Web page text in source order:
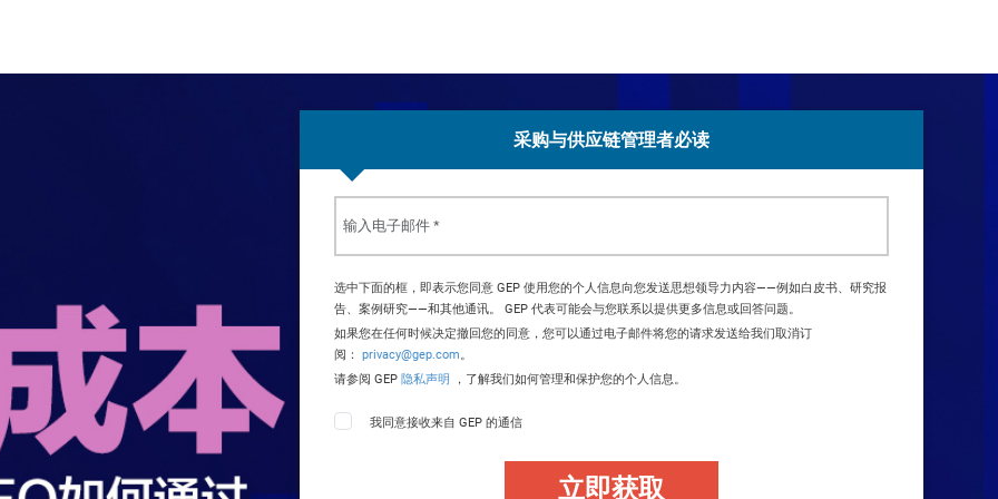
采购与供应链管理者必读
选中下面的框，即表示您同意 GEP 使用您的个人信息向您发送思想领导力内容——例如白皮书、研究报
告、案例研究——和其他通讯。 GEP 代表可能会与您联系以提供更多信息或回答问题。
如果您在任何时候决定撤回您的同意，您可以通过电子邮件将您的请求发送给我们取消订
阅： privacy@gep.com。
请参阅 GEP 隐私声明 ，了解我们如何管理和保护您的个人信息。
我同意接收来自 GEP 的通信